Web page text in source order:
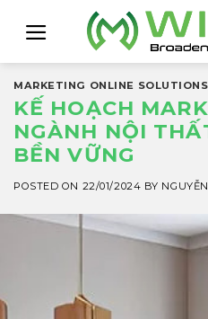
content
MARKETING ONLINE SOLUTIONS
KẾ HOẠCH
NGÀNH NỘI
BỀN VỮNG
POSTED ON 22/01/2024 BY